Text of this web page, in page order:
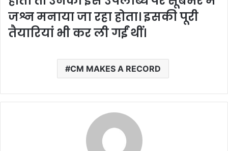
जश्न मनाया जा रहा होता। इसकी पूरी
तैयारियां भी कर ली गईं थीं।
CM MAKES A RECORD